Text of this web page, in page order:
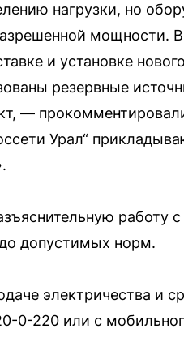
нагрузки, но
мощности.
и установке
резервные
—
Урал“
допустимых норм.
электричества и
0-220 или с